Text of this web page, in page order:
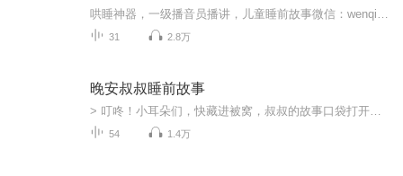
31 2.8万
晚安叔叔睡前故事
54 1.4万